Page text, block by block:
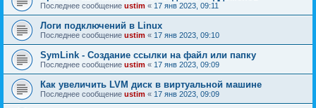
Последнее сообщение ustim « 17 янв 2023, 09:11
Логи подключений в Linux
Последнее сообщение ustim « 17 янв 2023, 09:10
SymLink - Создание ссылки на файл или папку
Последнее сообщение ustim « 17 янв 2023, 09:09
Как увеличить LVM диск в виртуальной машине
Последнее сообщение ustim « 17 янв 2023, 09:09